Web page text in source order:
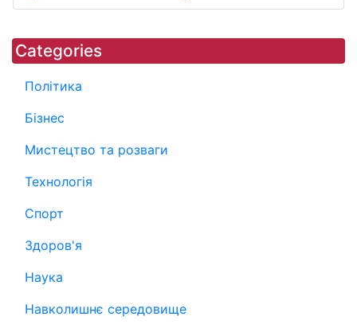
Categories
Політика
Бізнес
Мистецтво та розваги
Технологія
Спорт
Здоров'я
Наука
Навколишнє середовище